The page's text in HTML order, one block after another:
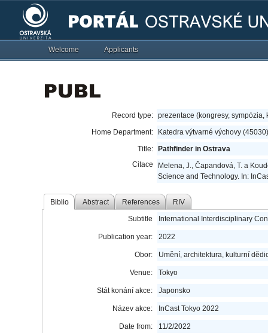
Welcome Applicants
Record type: prezentace (kongresy, sympózia,
Home Department:
Katedra výtvarné výchovy (45030)
Title:
Pathfinder in Ostrava
Citace
Melena, J., Čapandová, T. a
Science and Technology. In:
Biblio Abstract References RIV
Subtitle International Interdisciplinary
Publication year: 2022
Obor: Umění, architektura, kulturní
Venue: Tokyo
Stát konání akce: Japonsko
Název akce: InCast Tokyo 2022
Date from: 11/2/2022